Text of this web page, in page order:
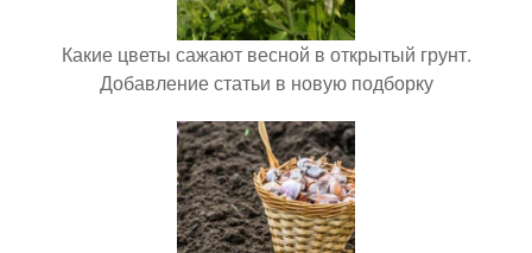
Какие цветы сажают весной в открытый грунт.
Добавление статьи в новую подборку